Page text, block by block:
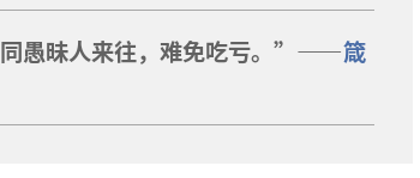
同愚昧人来往，难免吃亏。”——箴